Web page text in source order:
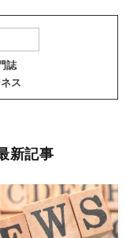
誌
ス
新記事